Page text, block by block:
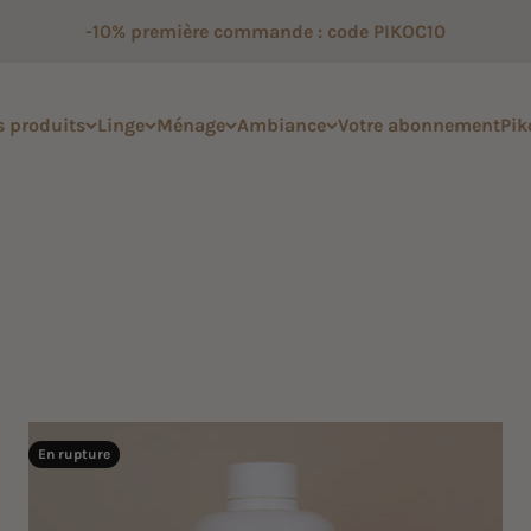
-10% première commande : code PIKOC10
produits Linge Ménage Ambiance Votre abonnement
En rupture